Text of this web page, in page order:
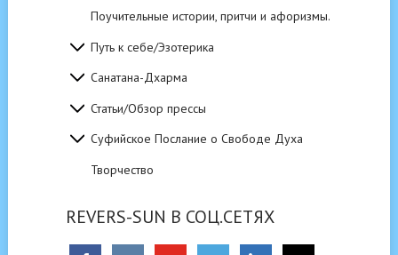
Поучительные истории, притчи и афоризмы.
Путь к себе/Эзотерика
Санатана-Дхарма
Статьи/Обзор прессы
Суфийское Послание о Свободе Духа
Творчество
REVERS-SUN В СОЦ.СЕТЯХ